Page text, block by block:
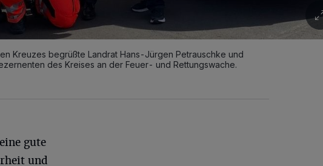
Kreuzes begrüßte Landrat Hans-Jürgen Petrauschke und
des Kreises an der Feuer- und Rettungswache.
gute
und